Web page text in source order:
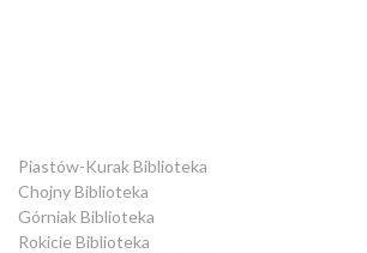
Piastów-Kurak Biblioteka
Chojny Biblioteka
Górniak Biblioteka
Rokicie Biblioteka